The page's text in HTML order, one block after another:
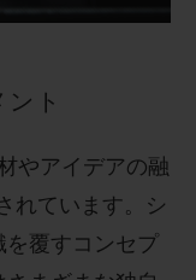
ト
やアイデアの融
れています。シ
を覆すコンセプ